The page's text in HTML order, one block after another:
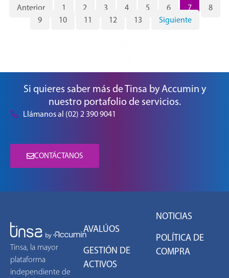
Anterior 1 2 3 4 5 6 7
8
9
10 11 12 13 Siguiente
Si quieres saber más de Tinsa by Accumin y
nuestro portafolio de servicios.
Llámanos al (02) 2 390 9041
CONTÁCTANOS
Tinsa, la mayor
plataforma
independiente de
AVALÚOS
GESTIÓN DE
ACTIVOS
NOTICIAS
POLÍTICA DE
COMPRA